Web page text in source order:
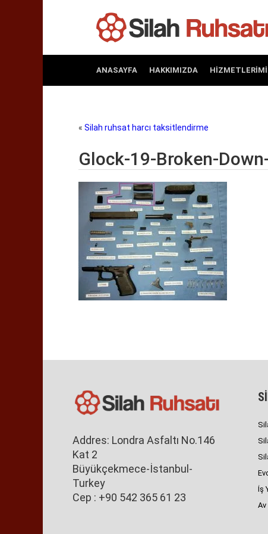
ANASAYFA HAKKIMIZDA
« Silah ruhsat harcı taksitlendirme
Glock-19-Broken-
Addres: Londra Asfaltı No.146
Kat 2
Büyükçekmece-İstanbul-
Turkey
Cep : +90 542 365 61 23
İş